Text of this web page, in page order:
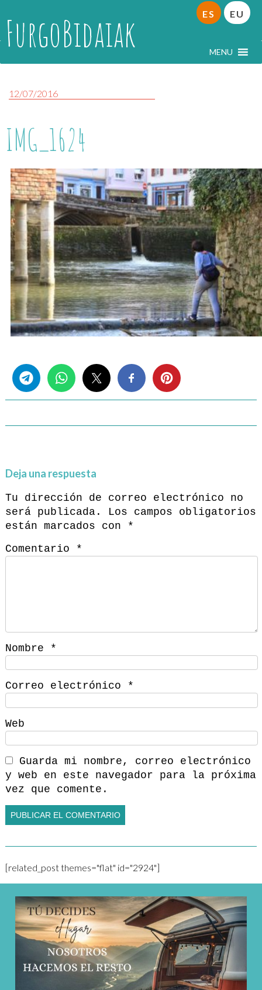
FurgoBidaiak MENU
ES EU
12/07/2016
IMG_1624
Deja una respuesta
Tu dirección de correo electrónico no
será publicada.
Los campos obligatorios
están marcados con
*
Comentario
*
Nombre *
Correo electrónico *
Web
Guarda mi nombre, correo electrónico
y web en este navegador para la próxima
vez que comente.
[related_post themes="flat" id="2924"]